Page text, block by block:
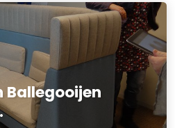
Ballegooijen